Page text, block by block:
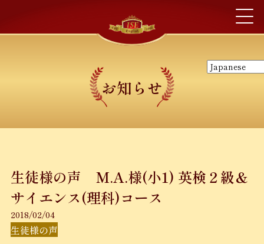
お知らせ
生徒様の声 M.A.様(小1) 英検２級＆
サイエンス(理科)コース
2018/02/04
生徒様の声